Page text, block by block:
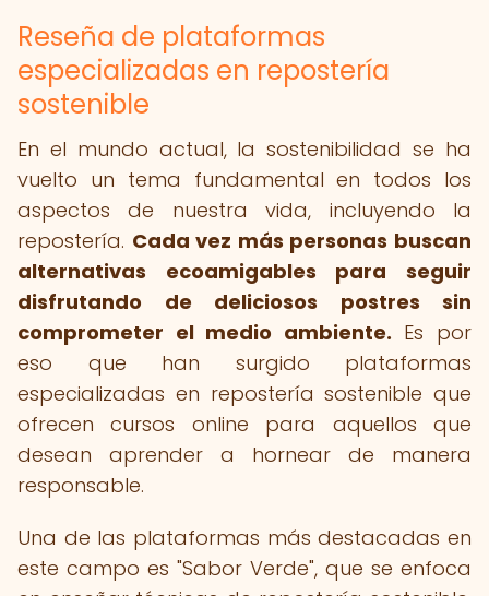
Reseña de plataformas
especializadas en repostería
sostenible
En el mundo actual, la sostenibilidad se ha
vuelto un tema fundamental en todos los
aspectos de nuestra vida, incluyendo la
repostería. Cada vez más personas buscan
alternativas ecoamigables para seguir
disfrutando de deliciosos postres sin
comprometer el medio ambiente. Es por
eso que han surgido plataformas
especializadas en repostería sostenible que
ofrecen cursos online para aquellos que
desean aprender a hornear de manera
responsable.
Una de las plataformas más destacadas en
este campo es "Sabor Verde", que se enfoca